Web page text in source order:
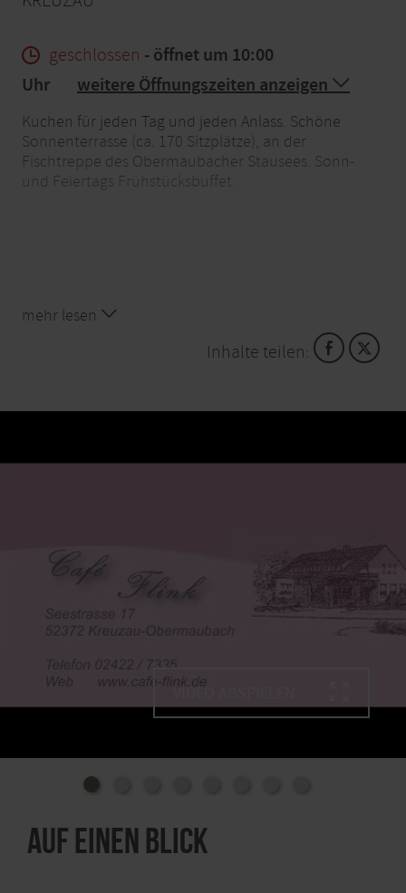
geschlossen - öffnet um 10:00
Uhr
weitere Öffnungszeiten anzeigen
Kuchen für jeden Tag und jeden Anlass. Schöne
Sonnenterrasse (ca. 170 Sitzplätze), an der
Fischtreppe des Obermaubacher Stausees. Sonn-
und Feiertags Frühstücksbuffet.
mehr lesen
Inhalte teilen:
VIDEO ABSPIELEN
Auf einen Blick